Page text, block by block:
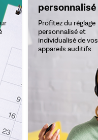
personnalisé
Profitez du réglage
personnalisé et
individualisé de vos
appareils auditifs.